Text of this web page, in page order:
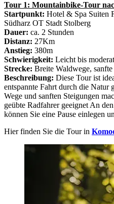
Tour 1: Mountainbike-Tour
Startpunkt: Hotel & Spa Suiten
Südharz OT Stadt Stolberg
Dauer: ca. 2 Stunden
Distanz: 27Km
Anstieg: 380m
Schwierigkeit: Leicht bis
Strecke: Breite Waldwege,
Beschreibung: Diese Tour ist
entspannte Fahrt durch die Natur
Wege und sanften Steigungen
geübte Radfahrer geeignet An
können Sie eine Pause einlegen
Hier finden Sie die Tour in